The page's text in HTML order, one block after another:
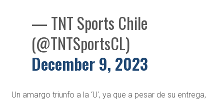
— TNT Sports Chile
(@TNTSportsCL)
December 9, 2023
Un amargo triunfo a la ‘U’, ya que a pesar de su entrega,